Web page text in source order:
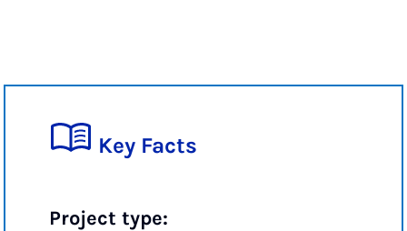
Key Facts
Project type: